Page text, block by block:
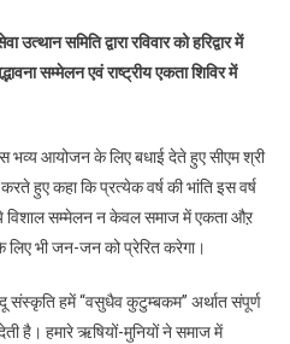
होने
वाले
पूरी
तरह
से
सीएम
समिति द्वारा रविवार को हरिद्वार में
सम्मेलन एवं राष्ट्रीय एकता शिविर में
भव्य आयोजन के लिए बधाई देते हुए सीएम श्री
हुए कहा कि प्रत्येक वर्ष की भांति इस वर्ष
विशाल सम्मेलन न केवल समाज में एकता औऱ
लिए भी जन-जन को प्रेरित करेगा।
संस्कृति हमें “वसुधैव कुटुम्बकम’’ अर्थात संपूर्ण
है। हमारे ऋषियों-मुनियों ने समाज में